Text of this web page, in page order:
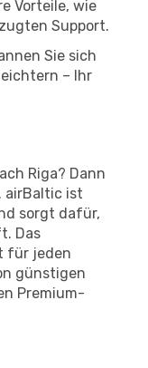
Vorteile, wie
Support.
Sie sich
– Ihr
Riga? Dann
airBaltic ist
sorgt dafür,
Das
für jeden
günstigen
Premium-